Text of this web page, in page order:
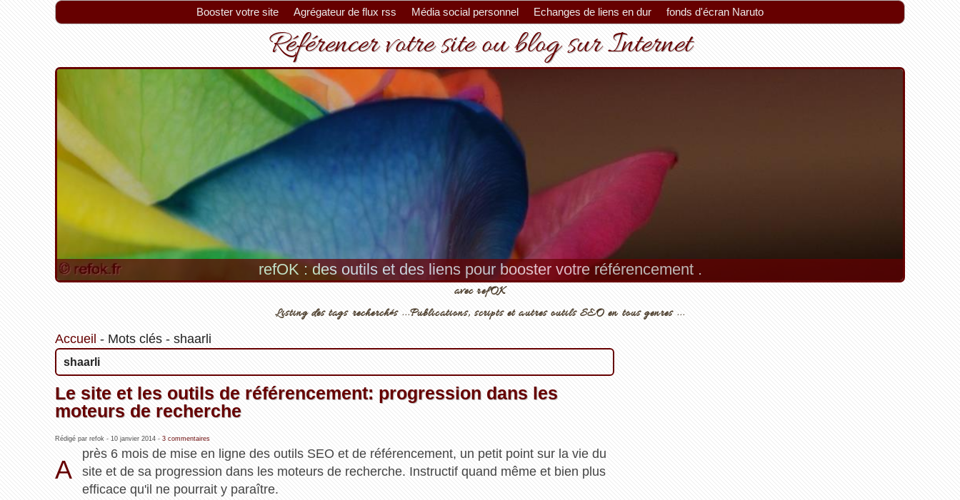
Booster votre site Agrégateur de flux rss Média social personnel Echanges de liens en dur fonds d'écran Naruto
Référencer votre site ou blog sur Internet
refOK : des outils et des liens pour booster votre référencement .
avec refOK
Listing des tags recherchés ...Publications, scripts et autres outils SEO en tous genres ...
Accueil - Mots clés- shaarli
shaarli
Le site et les outils de référencement: progression dans les
moteurs de recherche
Rédigé par refok - 10 janvier 2014- 3 commentaires
A
près 6 mois de mise en ligne des outils SEO et de référencement, un petit point sur la vie du
site et de sa progression dans les moteurs de recherche. Instructif quand même et bien plus
efficace qu'il ne pourrait y paraître.